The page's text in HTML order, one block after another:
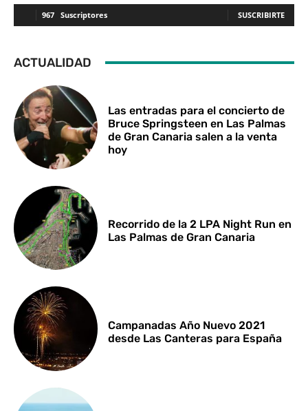
967 Suscriptores SUSCRIBIRTE
ACTUALIDAD
Las entradas para el concierto de
Bruce Springsteen en Las Palmas
de Gran Canaria salen a la venta
hoy
Recorrido de la 2 LPA Night Run en
Las Palmas de Gran Canaria
Campanadas Año Nuevo 2021
desde Las Canteras para España